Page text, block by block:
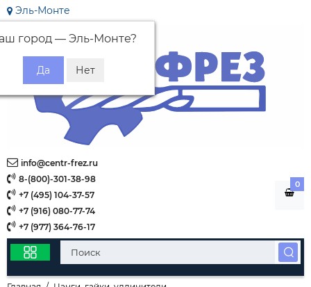
Эль-Монте
город — Эль-Монте?
info@centr-frez.ru
8-(800)-301-38-98
+7 (495) 104-37-57
+7 (916) 080-77-74
+7 (977) 364-76-17
0